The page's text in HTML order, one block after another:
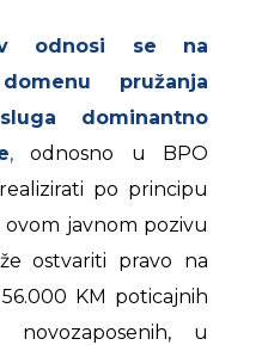
odnosi se na
pružanja
dominantno
,odnosno u BPO
po principu
ovom javnom pozivu
ostvariti pravo na
KM poticajnih
novozaposenih, u